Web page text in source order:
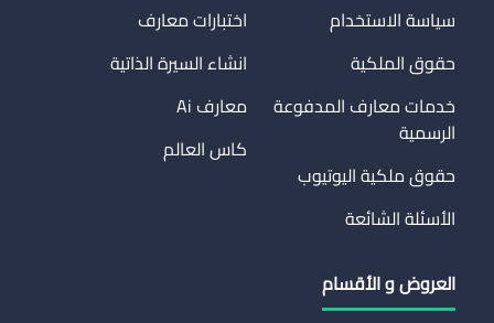
سياسة الاستخدام
حقوق الملكية
خدمات معارف المدفوعة
الرسمية
حقوق ملكية اليوتيوب
الأسئلة الشائعة
اختبارات معارف
انشاء السيرة الذاتية
معارف Ai
كاس العالم
العروض و الأقسام